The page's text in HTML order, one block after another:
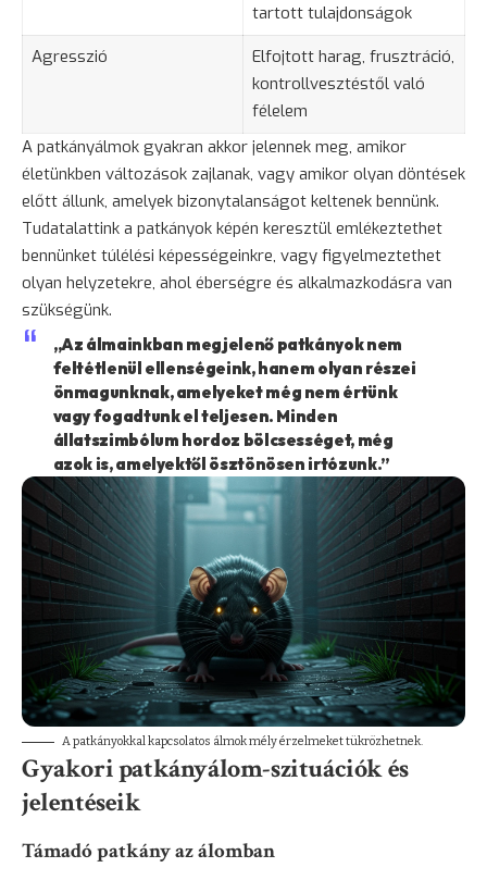
tartott tulajdonságok
Agresszió
Elfojtott harag, frusztráció,
kontrollvesztéstől való
félelem
A patkányálmok gyakran akkor jelennek meg, amikor
életünkben változások zajlanak, vagy amikor olyan döntések
előtt állunk, amelyek bizonytalanságot keltenek bennünk.
Tudatalattink a patkányok képén keresztül emlékeztethet
bennünket túlélési képességeinkre, vagy figyelmeztethet
olyan helyzetekre, ahol éberségre és alkalmazkodásra van
szükségünk.
„Az álmainkban megjelenő patkányok nem
feltétlenül ellenségeink, hanem olyan részei
önmagunknak, amelyeket még nem értünk
vagy fogadtunk el teljesen. Minden
állatszimbólum hordoz bölcsességet, még
azok is, amelyektől ösztönösen irtózunk.”
A patkányokkal kapcsolatos álmok mély érzelmeket tükrözhetnek.
Gyakori patkányálom-szituációk és
jelentéseik
Támadó patkány az álomban